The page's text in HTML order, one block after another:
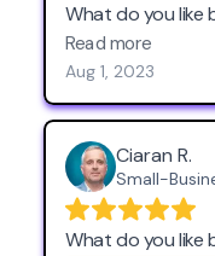
What do you like
Well-priced, with
we need (Meta
to customize our
internal and
Read more
Aug 1, 2023
Ciaran R.
Small-